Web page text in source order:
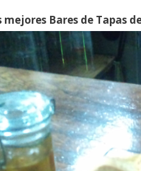
mejores Bares de Tapas